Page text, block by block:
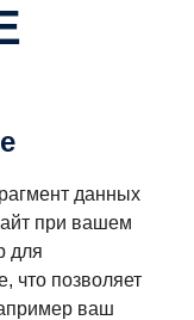
данных
при вашем
для
что позволяет
ваш